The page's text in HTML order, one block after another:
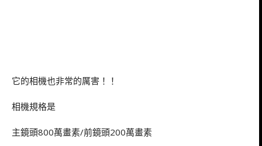
它的相機也非常的厲害！！
相機規格是
主鏡頭800萬畫素/前鏡頭200萬畫素